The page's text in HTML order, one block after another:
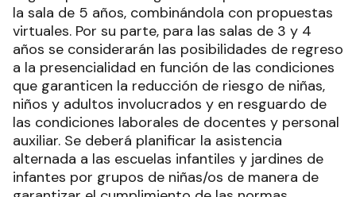
la sala de 5 años, combinándola con propuestas
virtuales. Por su parte, para las salas de 3 y 4
años se considerarán las posibilidades de regreso
a la presencialidad en función de las condiciones
que garanticen la reducción de riesgo de niñas,
niños y adultos involucrados y en resguardo de
las condiciones laborales de docentes y personal
auxiliar. Se deberá planificar la asistencia
alternada a las escuelas infantiles y jardines de
infantes por grupos de niñas/os de manera de